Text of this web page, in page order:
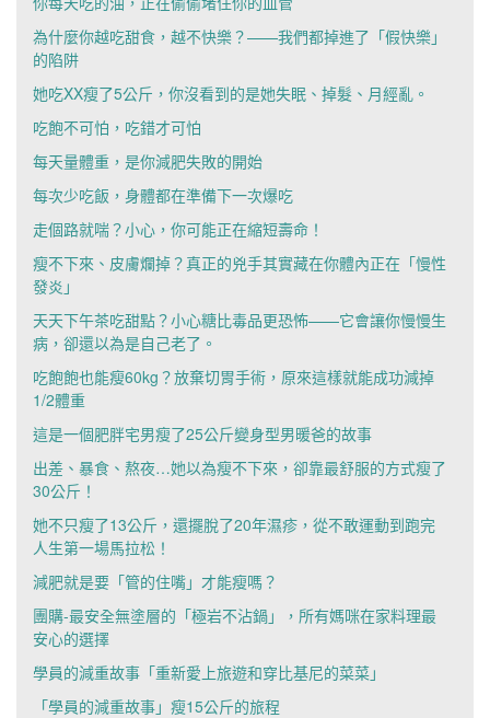
為什麼你越吃甜食，越不快樂？——我們都掉進了「假快樂」
的陷阱
她吃XX瘦了5公斤，你沒看到的是她失眠、掉髮、月經亂。
吃飽不可怕，吃錯才可怕
每天量體重，是你減肥失敗的開始
每次少吃飯，身體都在準備下一次爆吃
走個路就喘？小心，你可能正在縮短壽命！
瘦不下來、皮膚爛掉？真正的兇手其實藏在你體內正在「慢性
發炎」
天天下午茶吃甜點？小心糖比毒品更恐怖——它會讓你慢慢生
病，卻還以為是自己老了。
吃飽飽也能瘦60kg？放棄切胃手術，原來這樣就能成功減掉
1/2體重
這是一個肥胖宅男瘦了25公斤變身型男暖爸的故事
出差、暴食、熬夜…她以為瘦不下來，卻靠最舒服的方式瘦了
30公斤！
她不只瘦了13公斤，還擺脫了20年濕疹，從不敢運動到跑完
人生第一場馬拉松！
減肥就是要「管的住嘴」才能瘦嗎？
團購-最安全無塗層的「極岩不沾鍋」，所有媽咪在家料理最
安心的選擇
學員的減重故事「重新愛上旅遊和穿比基尼的菜菜」
「學員的減重故事」瘦15公斤的旅程